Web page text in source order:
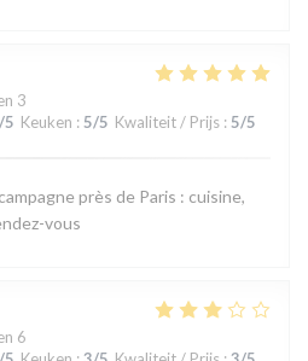
3
/5 Keuken : 5/5 Kwaliteit / Prijs : 5/5
près de Paris : cuisine,
vous
6